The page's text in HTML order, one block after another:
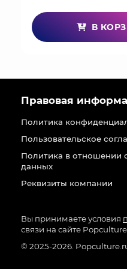
В
Правовая
Политика
Пользовательское
Политика в отношении
данных
Реквизиты компании
Вы принимаете условия
связи на сайте
© 2025-2026.